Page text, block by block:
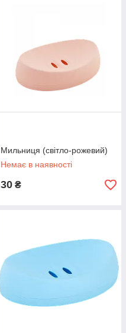
Мильниця (світло-рожевий)
Немає в наявності
30 ₴